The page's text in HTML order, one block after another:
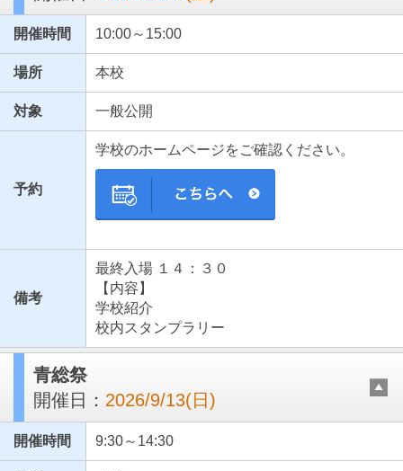
開催時間 10:00～15:00
場所 本校
対象 一般公開
予約
学校のホームページをご確認ください。
備考
最終入場 １４：３０
【内容】
学校紹介
校内スタンプラリー
青総祭
開催日： 2026/9/13(日)
開催時間 9:30～14:30